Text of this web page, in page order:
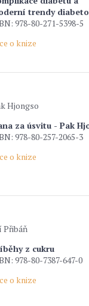
trendy
978-80-271-5398-5
o knize
Hjongso
za úsvitu - Pak
978-80-257-2065-3
o knize
Přibáň
z cukru
978-80-7387-647-0
o knize